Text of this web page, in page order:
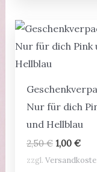
Nur für dich
und Hellblau
2,50€
war:
1,00 €
ist:
zzgl.